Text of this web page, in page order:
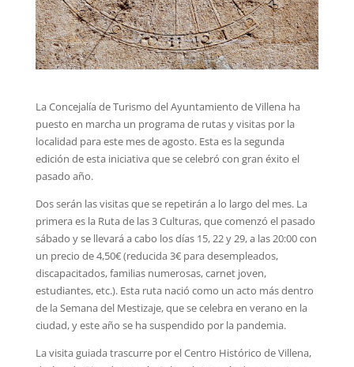
La Concejalía de Turismo del Ayuntamiento de Villena ha
puesto en marcha un programa de rutas y visitas por la
localidad para este mes de agosto. Esta es la segunda
edición de esta iniciativa que se celebró con gran éxito el
pasado año.
Dos serán las visitas que se repetirán a lo largo del mes. La
primera es la Ruta de las 3 Culturas, que comenzó el pasado
sábado y se llevará a cabo los días 15, 22 y 29, a las 20:00 con
un precio de 4,50€ (reducida 3€ para desempleados,
discapacitados, familias numerosas, carnet joven,
estudiantes, etc.). Esta ruta nació como un acto más dentro
de la Semana del Mestizaje, que se celebra en verano en la
ciudad, y este año se ha suspendido por la pandemia.
La visita guiada trascurre por el Centro Histórico de Villena,